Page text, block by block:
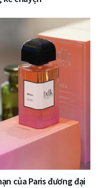
của Paris đương đại